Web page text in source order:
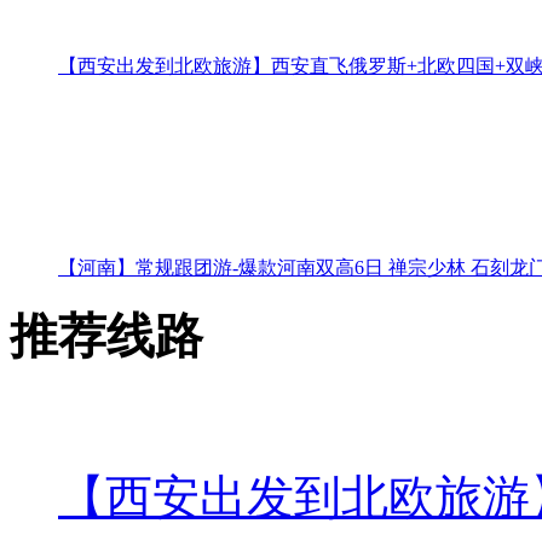
【西安出发到北欧旅游】西安直飞俄罗斯+北欧四国+双
【河南】常规跟团游-爆款河南双高6日 禅宗少林 石刻
推荐线路
【西安出发到北欧旅